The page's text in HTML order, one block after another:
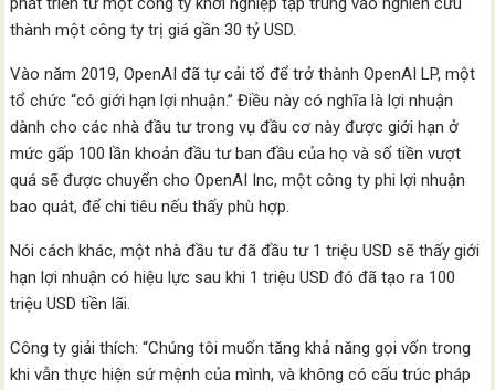
thành một công ty trị giá gần 30 tỷ USD.
Vào năm 2019, OpenAI đã tự cải tổ để trở thành OpenAI LP, một
tổ chức “có giới hạn lợi nhuận.” Điều này có nghĩa là lợi nhuận
dành cho các nhà đầu tư trong vụ đầu cơ này được giới hạn ở
mức gấp 100 lần khoản đầu tư ban đầu của họ và số tiền vượt
quá sẽ được chuyển cho OpenAI Inc, một công ty phi lợi nhuận
bao quát, để chi tiêu nếu thấy phù hợp.
Nói cách khác, một nhà đầu tư đã đầu tư 1 triệu USD sẽ thấy giới
hạn lợi nhuận có hiệu lực sau khi 1 triệu USD đó đã tạo ra 100
triệu USD tiền lãi.
Công ty giải thích: “Chúng tôi muốn tăng khả năng gọi vốn trong
khi vẫn thực hiện sứ mệnh của mình, và không có cấu trúc pháp